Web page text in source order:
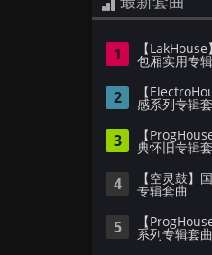
1 【
包厢实用专
2 【
感系列专辑
3 【
典怀旧专辑
4 【空灵鼓】
专辑套曲
5 【
系列专辑套曲